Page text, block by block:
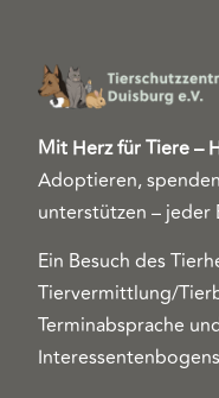
Mit Herz für Tiere –
Adoptieren,
unterstützen – jeder
Ein Besuch des
Tiervermittlung/
Terminabsprache